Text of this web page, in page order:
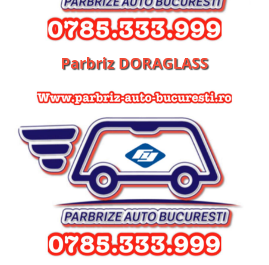
Parbriz DORAGLASS